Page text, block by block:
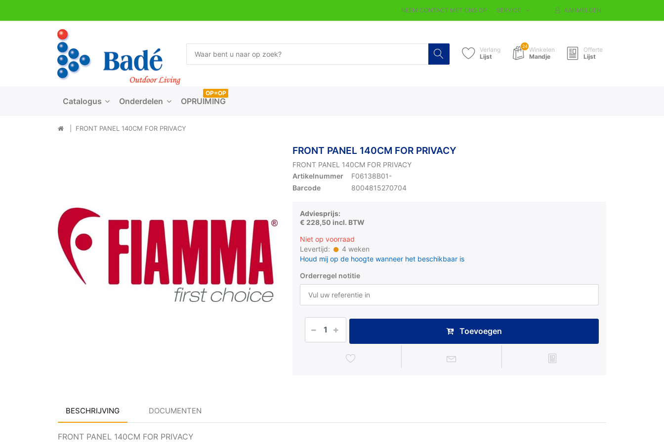
NEEM CONTACT MET ONS OP SERVICE AANMELDEN
Verlang
Lijst
24 Winkelen
Mandje
Offerte
Lijst
Catalogus Onderdelen OPRUIMING
OP=OP
FRONT PANEL 140CM FOR PRIVACY
FRONT PANEL 140CM FOR PRIVACY
FRONT PANEL 140CM FOR PRIVACY
Artikelnummer
F06138B01-
Barcode
8004815270704
Adviesprijs:
€ 228,50 incl. BTW
Niet op voorraad
Levertijd:
4 weken
Houd mij op de hoogte wanneer het beschikbaar is
Orderregel notitie
Toevoegen
BESCHRIJVING DOCUMENTEN
FRONT PANEL 140CM FOR PRIVACY